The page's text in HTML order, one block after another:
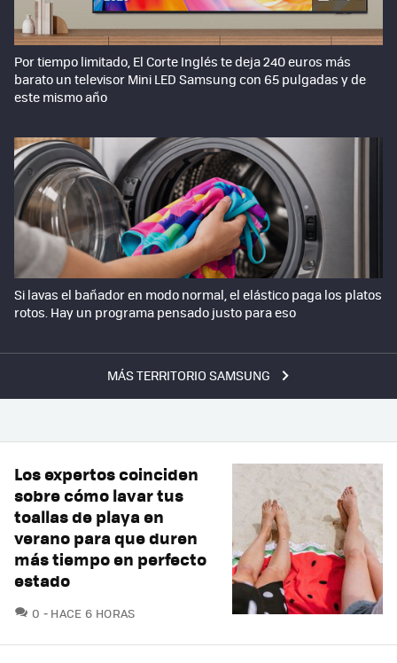
MÁS TERRITORIO SAMSUNG
Por tiempo limitado, El Corte Inglés te deja 240 euros más
barato un televisor Mini LED Samsung con 65 pulgadas y de
este mismo año
Si lavas el bañador en modo normal, el elástico paga los platos
rotos. Hay un programa pensado justo para eso
Los expertos coinciden
sobre cómo lavar tus
toallas de playa en
verano para que duren
más tiempo en perfecto
estado
0 COMENTARIOS
HACE 6 HORAS